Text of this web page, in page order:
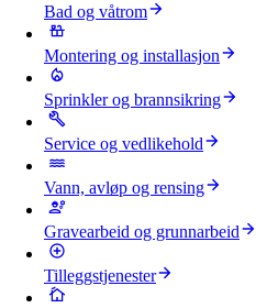
Bad og våtrom
Montering og installasjon
Sprinkler og brannsikring
Service og vedlikehold
Vann, avløp og rensing
Gravearbeid og grunnarbeid
Tilleggstjenester